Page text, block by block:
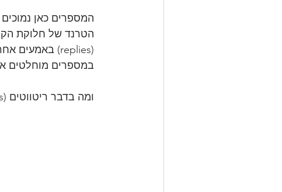
המספרים כאן
הטרנד של חלוקת
(replies) באמעים אחרים, כלומר הממנשנים הם המגיבים למגיבים.
במספרים מוחלטים
ומה בדבר ריטווטים (retweets)? ריטוויט, כידוע, אינו הסכמה הבה ונבחן את החלוקה: